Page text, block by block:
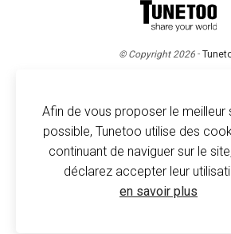
© Copyright 2026 -
Afin de vous proposer le meilleur
possible, Tunetoo utilise des
continuant de naviguer sur le
déclarez accepter leur
en savoir plus